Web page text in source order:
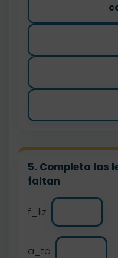
5. Completa las
faltan
f_liz
a_to